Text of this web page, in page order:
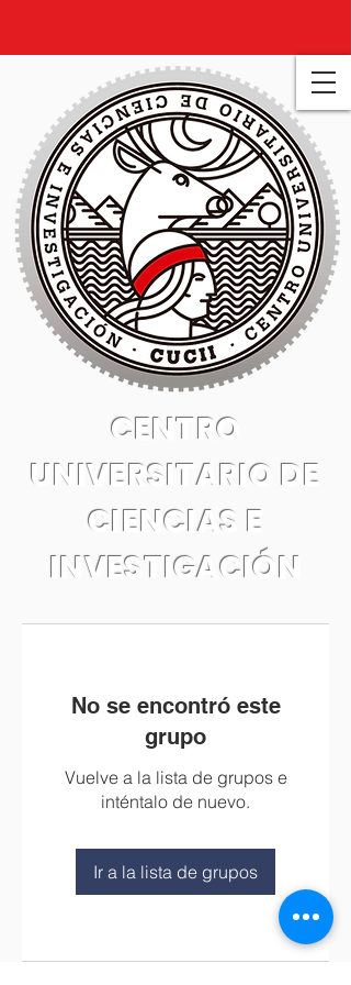
CENTRO
UNIVERSITARIO DE
CIENCIAS E
INVESTIGACIÓN
No se encontró este
grupo
Vuelve a la lista de grupos e
inténtalo de nuevo.
Ir a la lista de grupos